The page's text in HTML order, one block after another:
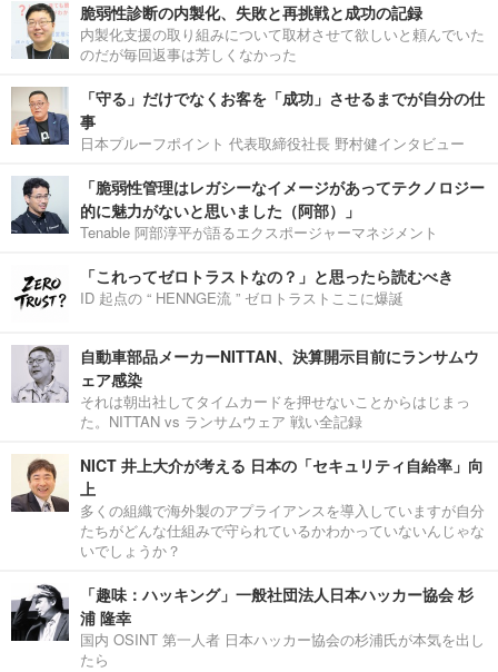
脆弱性診断の内製化、失敗と再挑戦と成功の記録
内製化支援の取り組みについて取材させて欲しいと頼んでいた
のだが毎回返事は芳しくなかった
「守る」だけでなくお客を「成功」させるまでが自分の仕
事
日本プルーフポイント 代表取締役社長 野村健インタビュー
「脆弱性管理はレガシーなイメージがあってテクノロジー
的に魅力がないと思いました（阿部）」
Tenable 阿部淳平が語るエクスポージャーマネジメント
「これってゼロトラストなの？」と思ったら読むべき
ID 起点の “ HENNGE流 ” ゼロトラストここに爆誕
自動車部品メーカーNITTAN、決算開示目前にランサムウ
ェア感染
それは朝出社してタイムカードを押せないことからはじまっ
た。NITTAN vs ランサムウェア 戦い全記録
NICT 井上大介が考える 日本の「セキュリティ自給率」向
上
多くの組織で海外製のアプライアンスを導入していますが自分
たちがどんな仕組みで守られているかわかっていないんじゃな
いでしょうか？
「趣味：ハッキング」一般社団法人日本ハッカー協会 杉
浦 隆幸
国内 OSINT 第一人者 日本ハッカー協会の杉浦氏が本気を出し
たら